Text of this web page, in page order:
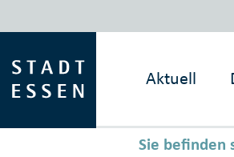
Aktuell
Sie befinden